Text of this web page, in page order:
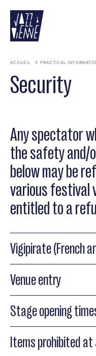
main
content
ACCUEIL PRACTICAL
Security
Any spectator
the safety and/
below may be
various festival
entitled to a
Vigipirate (French
Venue entry
Stage opening
Items prohibited at